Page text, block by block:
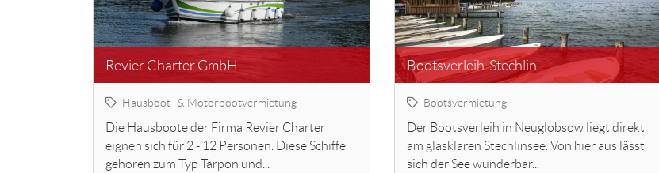
Revier Charter GmbH
Hausboot- & Motorbootvermietung
Die Hausboote der Firma Revier Charter
eignen sich für 2 - 12 Personen. Diese Schiffe
gehören zum Typ Tarpon und...
Bootsverleih-Stechlin
Bootsvermietung
Der Bootsverleih in Neuglobsow liegt direkt
am glasklaren Stechlinsee. Von hier aus lässt
sich der See wunderbar...